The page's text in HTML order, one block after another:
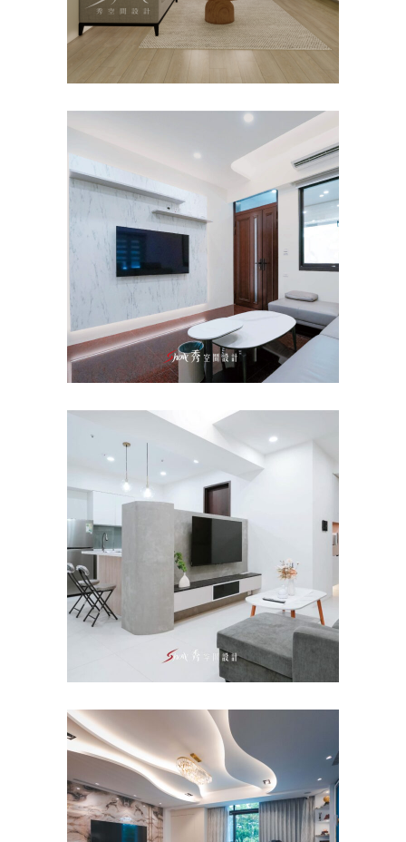
老屋翻新｜台南麻豆室內設計
｜郭宅
主臥 室內設計/書房 沙發/老屋翻新/
臥室 /透天
台南室內設計公司｜台南善化 |
大樓周宅
公寓/大樓/客餐廳
/沙發/ 衛浴/
老屋翻新｜台南東區室內設計
｜陳宅
主臥/客餐廳/室內設計/書房/沙發/老
屋翻新
/臥室/ 透天/餐廳